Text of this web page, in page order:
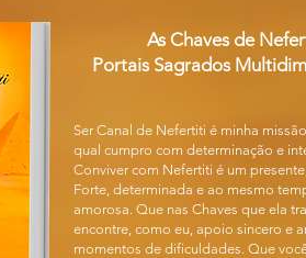
As Chaves de
Portais Sagrados
Ser Canal de Nefertiti é minha
qual cumpro com determinação e
Conviver com Nefertiti é um
Forte, determinada e ao mesmo
amorosa. Que nas Chaves que ela
encontre, como eu, apoio sincero e
momentos de dificuldades. Que